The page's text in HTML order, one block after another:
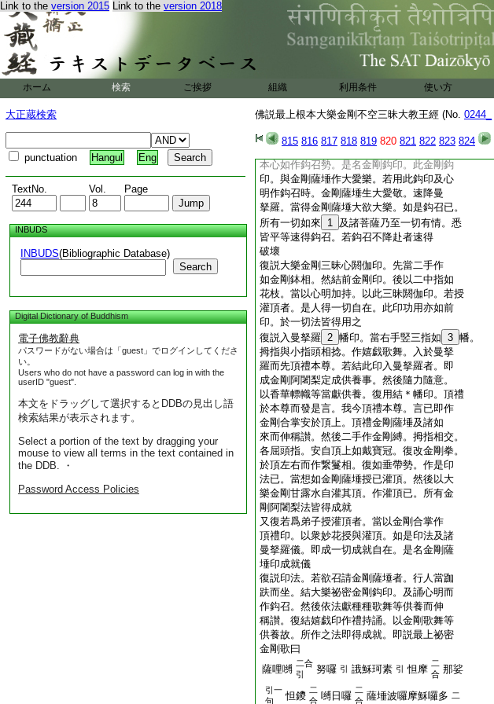
Link to the version 2015 Link to the version 2018
ホーム 検索 ご挨拶 組織 利用条件 使い方
大正蔵検索
punctuation Hangul Eng
TextNo. Vol. Page
INBUDS
INBUDS(Bibliographic Database)
Search
Digital Dictionary of Buddhism
電子佛教辭典
パスワードがない場合は「guest」でログインしてくださ
い。
Users who do not have a password can log in with the
userID "guest".
本文をドラッグして選択するとDDBの見出し語
検索結果が表示されます。
Select a portion of the text by dragging your
mouse to view all terms in the text contained in
the DDB. ・
Password Access Policies
佛説最上根本大樂金剛不空三昧大教王經 (No. 0244_
815 816 817 818 819 820 821 822 823 824
印三界中最上。成就此大印。與金剛薩埵等
無有異。所有諸成就及種種事業大妙樂等。
以此大印故皆悉圓滿。所求之法無不成就」
復説金剛薩埵根本大印。以此印故。於一切
曼拏羅。所有三昧鉤召入寤敬愛等。種種成
就法皆得圓滿。亦名金剛祕密三昧印。其印
當十指相合。名爲金剛合掌。又復十指相交
如拳。名爲金剛縛。以此金剛縛。展二頭指及
二拇指。復屈二中指入於掌内。與二拇指相
捻。二頭指平正如金剛杵。是名金剛薩埵根
本心如作鈎召勢。是名金剛鈎印。此金剛鈎
印。與金剛薩埵作大愛樂。若用此鈎印及心
明作鈎召時。金剛薩埵生大愛敬。速降曼
拏羅。當得金剛薩埵大欲大樂。如是鈎召已。
所有一切如來
1 及諸菩薩乃至一切有情。悉
皆平等速得鈎召。若鈎召不降赴者速得
破壞
復説大樂金剛三昧心閼伽印。先當二手作
如金剛鉢相。然結前金剛印。後以二中指如
花枝。當以心明加持。以此三昧閼伽印。若授
灌頂者。是人得一切自在。此印功用亦如前
印。於一切法皆得用之
復説入曼拏羅 2 幡印。當右手竪三指如 3 幡。
拇指與小指頭相捻。作嬉戯歌舞。入於曼拏
羅而先頂禮本尊。若結此印入曼拏羅者。即
成金剛阿闍梨定成供養事。然後隨力隨意。
以香華幖幟等當獻供養。復用結＊幡印。頂禮
於本尊而發是言。我今頂禮本尊。言已即作
金剛合掌安於頂上。頂禮金剛薩埵及諸如
來而伸稱讃。然後二手作金剛縛。拇指相交。
各屈頭指。安自頂上如戴寶冠。復改金剛拳。
於頂左右而作繋鬘相。復如垂帶勢。作是印
法已。當想如金剛薩埵授已灌頂。然後以大
樂金剛甘露水自灌其頂。作灌頂已。所有金
剛阿闍梨法皆得成就
又復若爲弟子授灌頂者。當以金剛合掌作
頂禮印。以衆妙花授與灌頂。如是印法及諸
曼拏羅儀。即成一切成就自在。是名金剛薩
埵印成就儀
復説印法。若欲召請金剛薩埵者。行人當跏
趺而坐。結大樂祕密金剛鈎印。及誦心明而
作鈎召。然後依法獻種種歌舞等供養而伸
稱讃。復結嬉戯印作禮持誦。以金剛歌舞等
供養故。所作之法即得成就。即説最上祕密
金剛歌曰
薩哩嚩 二合
引
努囉 引 誐穌珂素 引 怛摩 二
合 那娑
引一
句
怛鑁 二
合 嚩日囉 二
合 薩埵波囉摩穌囉多 二